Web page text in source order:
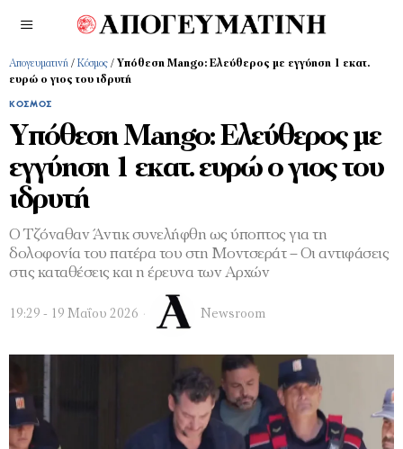
Απογευματινή / Κόσμος / Υπόθεση Mango: Ελεύθερος με εγγύηση 1 εκατ.
ευρώ ο γιος του ιδρυτή
ΚΌΣΜΟΣ
Υπόθεση Mango: Ελεύθερος με
εγγύηση 1 εκατ. ευρώ ο γιος του
ιδρυτή
Ο Τζόναθαν Άντικ συνελήφθη ως ύποπτος για τη
δολοφονία του πατέρα του στη Μοντσεράτ – Οι αντιφάσεις
στις καταθέσεις και η έρευνα των Αρχών
19:29 - 19 Μαΐου 2026 Newsroom